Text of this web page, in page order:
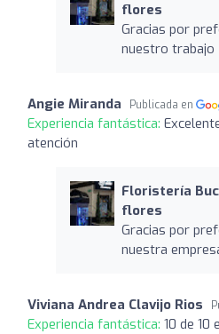
flores
Gracias por
nuestro trabajo
Angie Miranda Publicada en
Experiencia fantástica:
atención
Floristería
flores
Gracias por
nuestra
Viviana Andrea Clavijo Rios
Experiencia fantástica: 10 de 10